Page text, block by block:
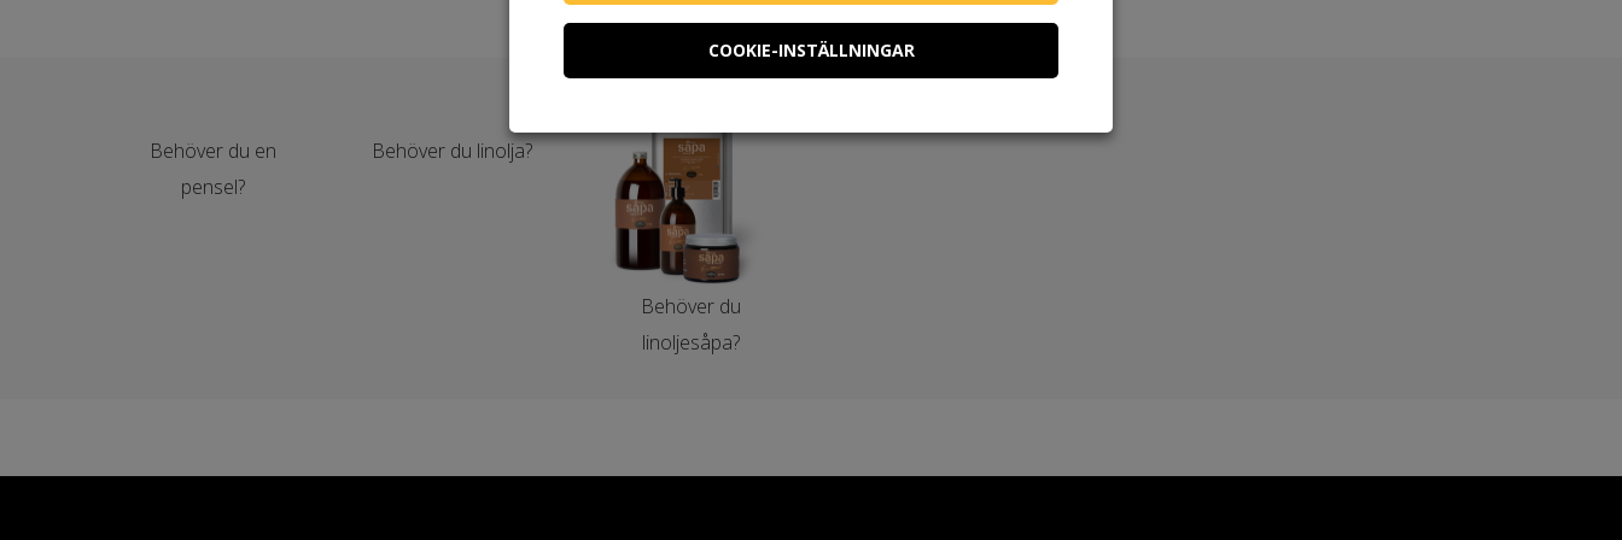
Behöver du en
pensel?
Behöver du linolja?
Behöver du
linoljesåpa?
COOKIE-INSTÄLLNINGAR